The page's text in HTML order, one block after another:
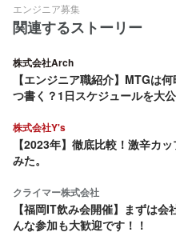
エンジニア募集
関連するストーリー
株式会社Arch
【エンジニア職紹介】MTGは
つ書く？1日スケジュールを大公
株式会社Y's
【2023年】徹底比較！激辛カ
みた。
クライマー株式会社
【福岡IT飲み会開催】まずは
んな参加も大歓迎です！！